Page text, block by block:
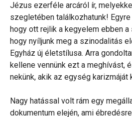
Jézus ezerféle arcáról ír,
szegletében találkozhatunk!
hogy ott rejlik a kegyelem ebben a
hogy nyíljunk meg a szinodalitás
Egyház új életstílusa. Arra
kellene vennünk ezt a meghívást,
nekünk, akik az egység karizmáját
Nagy hatással volt rám egy
dokumentum elején, ami